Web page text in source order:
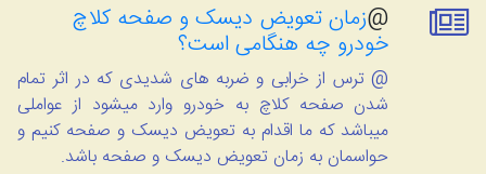
@زمان تعویض دیسک و صفحه کلاچ
خودرو چه هنگامی است؟
@ ترس از خرابی و ضربه های شدیدی که در اثر تمام
شدن صفحه کلاچ به خودرو وارد میشود از عواملی
میباشد که ما اقدام به تعویض دیسک و صفحه کنیم و
حواسمان به زمان تعویض دیسک و صفحه باشد.